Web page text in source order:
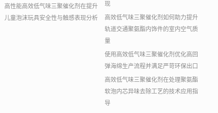
高性能高效低气味三聚催化剂在提升
儿童泡沫玩具安全性与触感表现分析
现
高效低气味三聚催化剂如何助力提升
轨道交通聚氨酯内饰件的室内空气质
量
使用高效低气味三聚催化剂优化高回
弹海绵生产流程并满足严苛环保出口
高效低气味三聚催化剂在处理聚氨酯
软泡内芯异味去除工艺的技术应用指
导